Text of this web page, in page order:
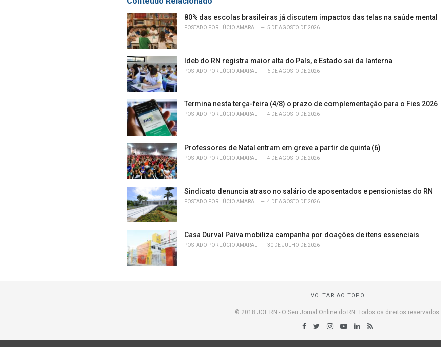
i
e
s
:
80% das escolas brasileiras já discutem impactos das telas na saúde mental
POSTADO POR LÚCIO AMARAL 5 DE AGOSTO DE 2026
Ideb do RN registra maior alta do País, e Estado sai da lanterna
POSTADO POR LÚCIO AMARAL 6 DE AGOSTO DE 2026
Termina nesta terça-feira (4/8) o prazo de complementação para o Fies 2026
POSTADO POR LÚCIO AMARAL 4 DE AGOSTO DE 2026
Professores de Natal entram em greve a partir de quinta (6)
POSTADO POR LÚCIO AMARAL 4 DE AGOSTO DE 2026
Sindicato denuncia atraso no salário de aposentados e pensionistas do RN
POSTADO POR LÚCIO AMARAL 4 DE AGOSTO DE 2026
Casa Durval Paiva mobiliza campanha por doações de itens essenciais
POSTADO POR LÚCIO AMARAL 30 DE JULHO DE 2026
VOLTAR AO TOPO
© 2018 JOL RN - O Seu Jornal Online do RN. Todos os direitos reservados.